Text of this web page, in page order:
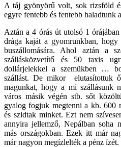
A táj gyönyörű volt, sok rizsföld
egyre fentebb és fentebb haladtunk
Aztán a 4 órás út utolsó 1
drága kaját a gyomrunkban, hogy
buszállomására. Ahol aztán a
szállásközvetítő és 50 taxis
dollárjelekkel a szemükben …
szállást. De mikor elutasítottuk
magunkat, hogy a mi szállásunk
város másik végén stb. sőt
gyalog fogjuk megtenni a kb. 600
és szidtak minket. Ezt nem
annyira jellemző, Nepálban soha
más országokban. Ezek itt már
már nagyon megízlelték a pénz ízét.